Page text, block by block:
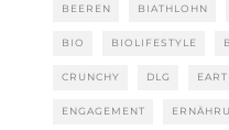
BEEREN BIATHLOHN
BIO BIOLIFESTYLE
CRUNCHY DLG
ENGAGEMENT